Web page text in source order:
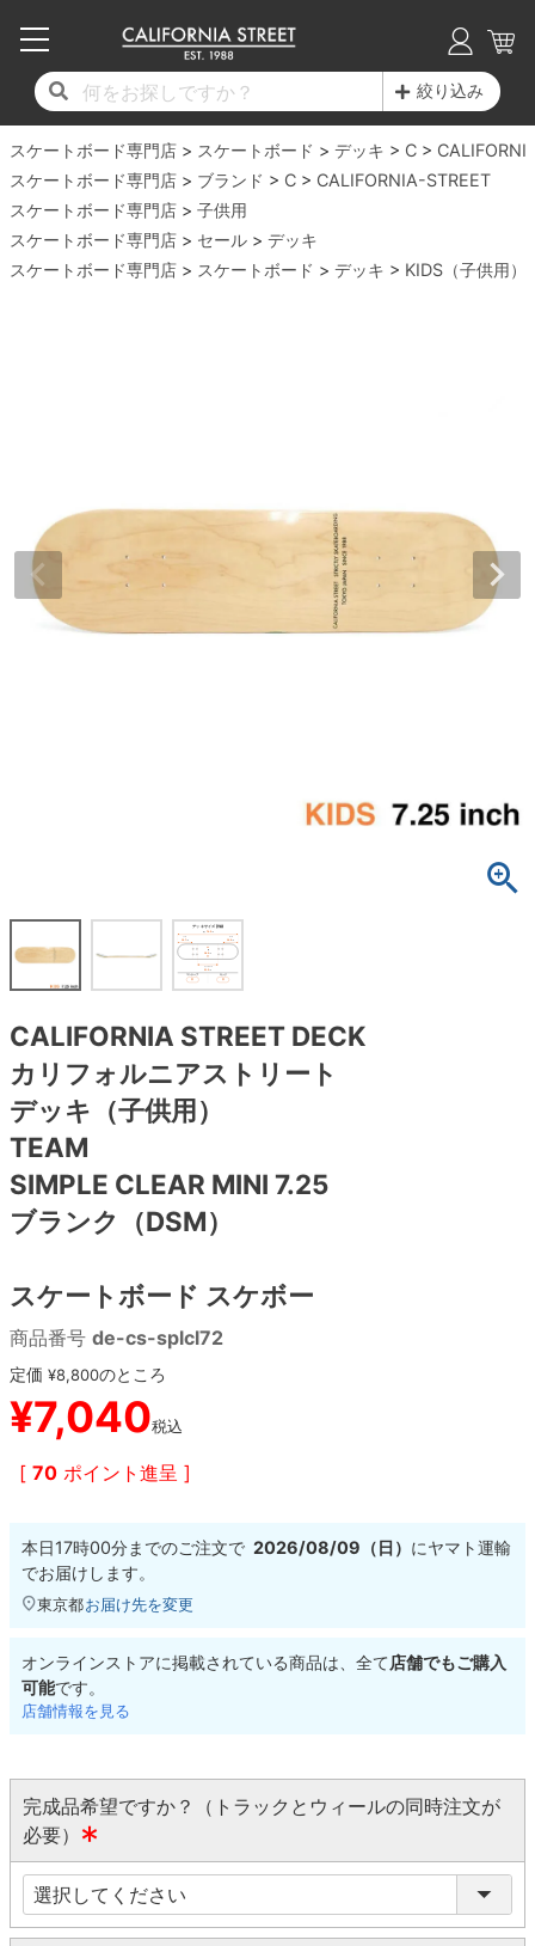
絞り込み
スケートボード専門店 スケートボード デッキ C
スケートボード専門店
ブランド C
CALIFORNIA-STREET
スケートボード専門店
子供用
スケートボード専門店
セール
デッキ
スケートボード専門店
スケートボード デッキ KIDS（子供用）
CALIFORNIA STREET DECK
カリフォルニアストリート
デッキ（子供用）
TEAM
SIMPLE CLEAR MINI 7.25
ブランク（DSM）
スケートボード スケボー
商品番号 de-cs-splcl72
定価 ¥8,800のところ
¥7,040税込
[ 70 ポイント進呈 ]
本日17時00分までのご注文で 2026/08/09（日） にヤマト運輸
でお届けします。
東京都お届け先を変更
オンラインストアに掲載されている商品は、全て店舗でもご購入
可能です。
店舗情報を見る
完成品希望ですか？（トラックとウィールの同時注文が
必要）
(
必
須
17時までのご注文は当日発送！
11,000円以上で送料無料！
毎月1日はポイント5倍！10日と20日は3倍！
コンプリートセット（完成品）
デッキ
17時までのご注文は当日発送！
11,000円以上で送料無料！
毎月1日はポイント5倍！10日と20日は3倍！
デッキ新着一覧
デッキブランド一覧（全てのデッキ）
子供用デッキ
7.0inch以下
7.2inch
7.3inch
7.8inch
7.9inch
8.0inch
8.5inch
8.7inch
8.8inch
8.9inch
シェイプデッキ
高性能デッキ
17時までのご注文は当日発送！
11,000円以上で送料無料！
毎月1日はポイント5倍！10日と20日は3倍！
トラック新着一覧
トラックブランド一覧（全てのトラック）
7.0inch以下
7.2inch
7.3inch
7.5inch
7.9inch
8.0inch
8.1inch
8.6inch
8.8inch
8.9inch
9.0inch以上
17時までのご注文は当日発送！
11,000円以上で送料無料！
毎月1日はポイント5倍！10日と20日は3倍！
ウィール新着一覧
ウィールブランド一覧（全てのウィール）
50mm
51mm
52mm
53mm
57mm
58mm
65mm
72mm
75mm
110mm
ボーンズ STF（エスティーエフ）
パウエルペラルタ DF（ドラゴンフォーミュ
デッキテープ
ボルト
練習用アイテム（初心者におすすめ）
メディア（雑誌・DVD・CD）
17時までのご注文は当日発送！
11,000円以上で送料無料！
毎月1日はポイント5倍！10日と20日は3倍！
シューズ新着一覧
シューズブランド一覧
20cm
21cm
22cm
22.5cm
24.5cm
25cm
25.5cm
28cm
29cm
29.5cm
30cm
シューレース・その他
17時までのご注文は当日発送！
11,000円以上で送料無料！
毎月1日はポイント5倍！10日と20日は3倍！
Tシャツ
ロングスリーブTシャツ
パンツ
ショーツ
アンダーウエア
17時までのご注文は当日発送！
11,000円以上で送料無料！
毎月1日はポイント5倍！10日と20日は3倍！
最新ブログ一覧
カテゴリー
17時までのご注文は当日発送！
11,000円以上で送料無料！
毎月1日はポイント5倍！10日と20日は3倍！
初心者の方へ
商品情報
INFO
スケートパーク情報
17時までのご注文は当日発送！
11,000円以上で送料無料！
毎月1日はポイント5倍！10日と20日は3倍！
店舗情報
ショップライダー紹介
プライバシーポリシー
特定商取引法に基づく表記